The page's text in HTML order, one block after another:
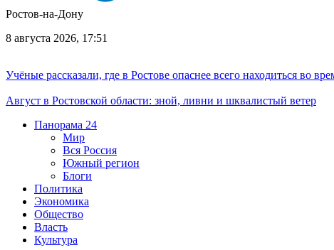
Ростов-на-Дону
8 августа 2026, 17:51
Учёные рассказали, где в Ростове опаснее всего находиться во
Август в Ростовской области: зной, ливни и шквалистый ветер
Панорама 24
Мир
Вся Россия
Южный регион
Блоги
Политика
Экономика
Общество
Власть
Культура